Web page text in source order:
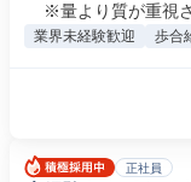
※量より質が重視
業界未経験歓迎 歩合
正社員